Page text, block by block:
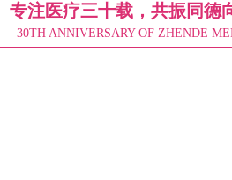
专注医疗三十载，共振同德
30TH ANNIVERSARY OF ZHENDE